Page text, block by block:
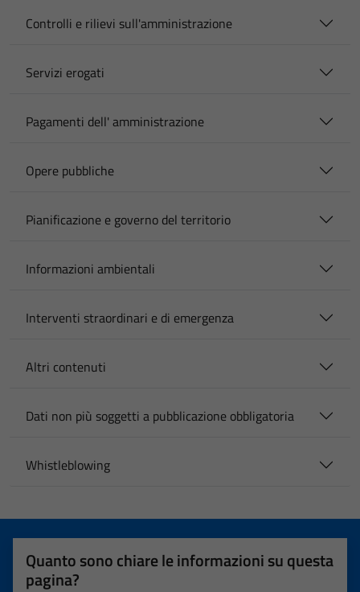
Controlli e rilievi sull'amministrazione
Servizi erogati
Pagamenti dell' amministrazione
Opere pubbliche
Pianificazione e governo del territorio
Informazioni ambientali
Interventi straordinari e di emergenza
Altri contenuti
Dati non più soggetti a pubblicazione obbligatoria
Whistleblowing
Quanto sono chiare le informazioni su questa
pagina?